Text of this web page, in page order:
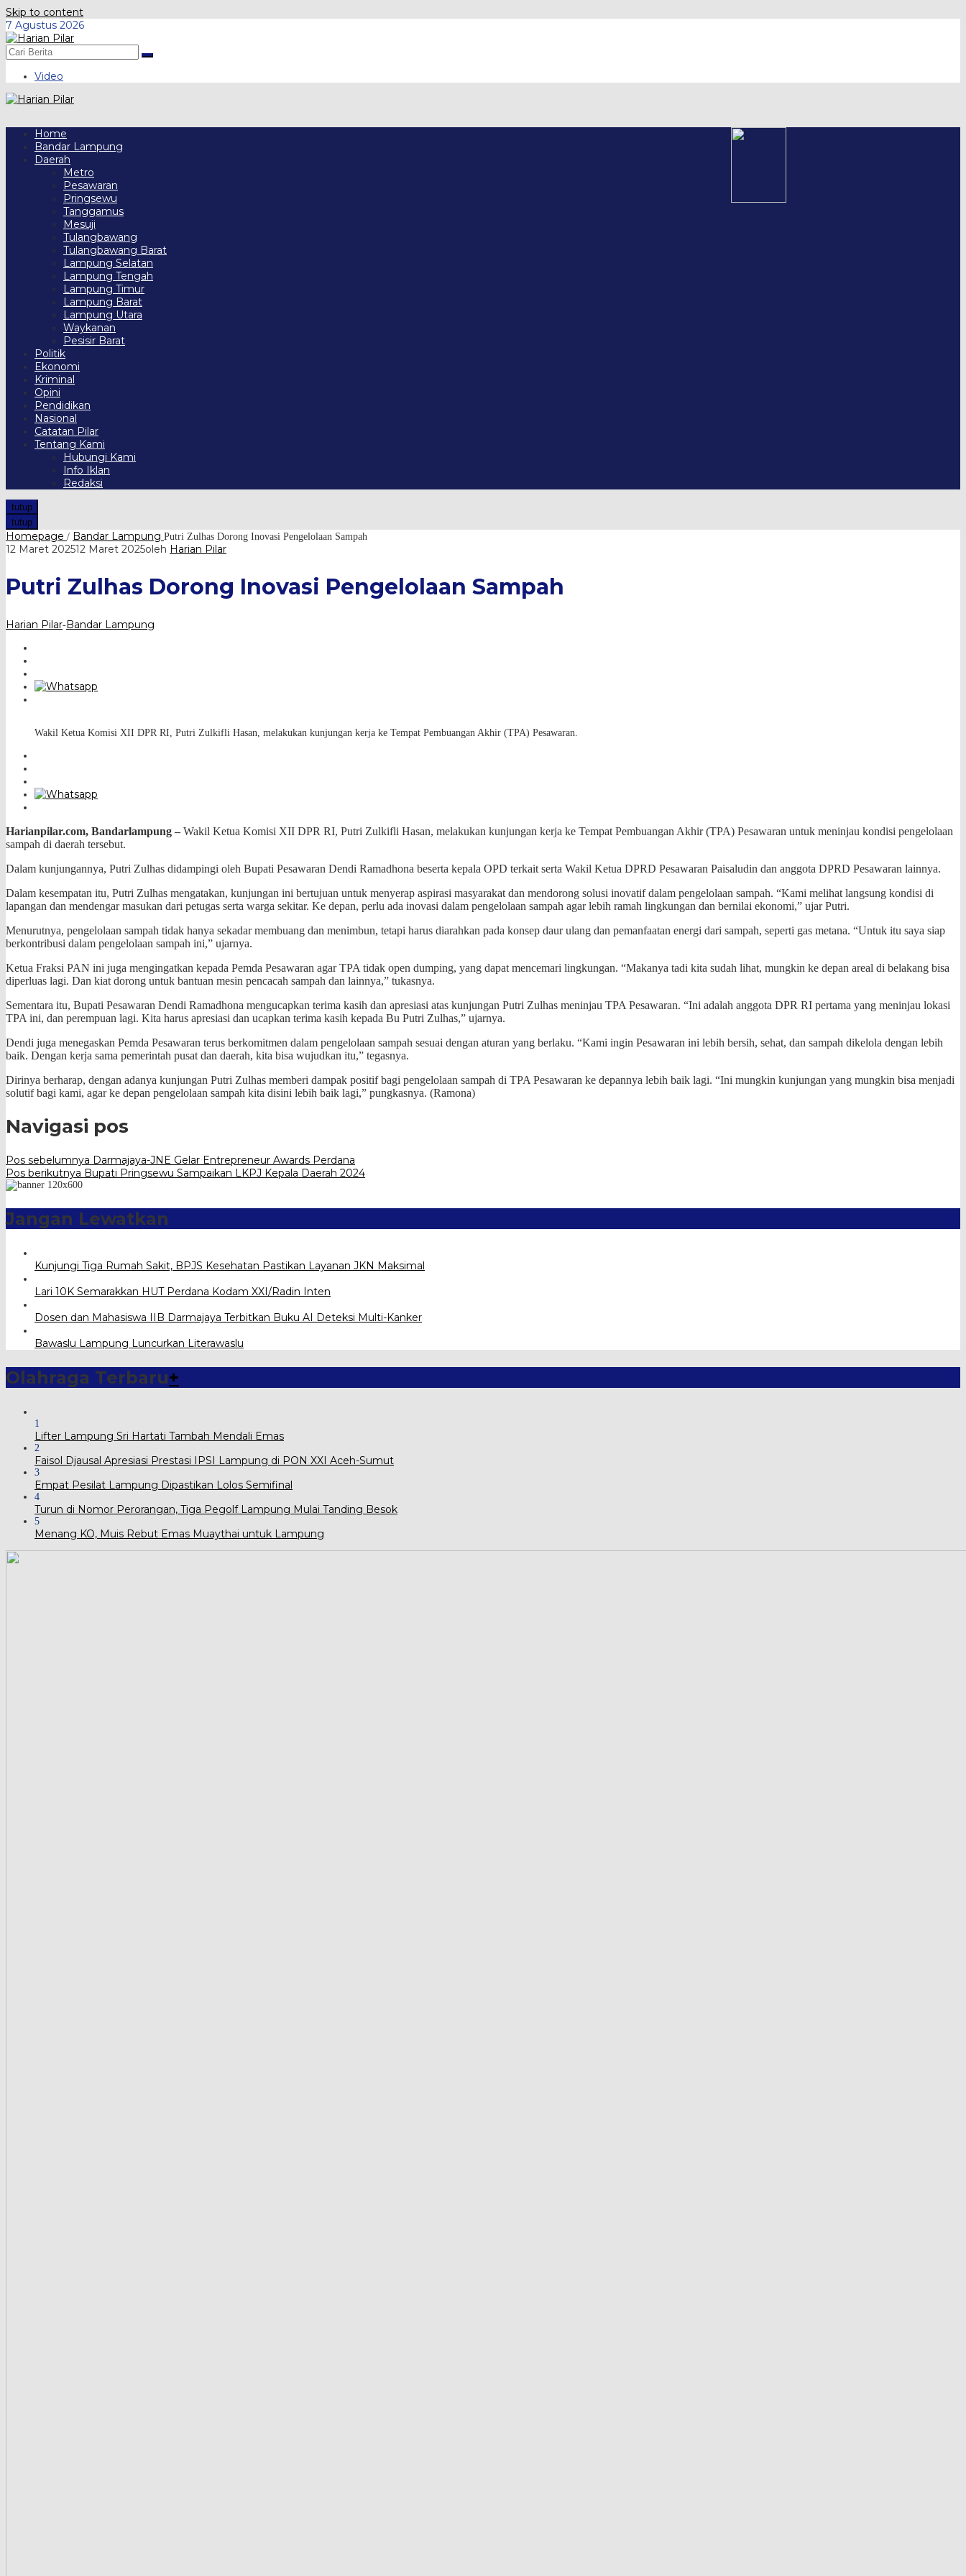
Skip to content
7 Agustus 2026
Video
Home
Bandar Lampung
Daerah
Metro
Pesawaran
Pringsewu
Tanggamus
Mesuji
Tulangbawang
Tulangbawang Barat
Lampung Selatan
Lampung Tengah
Lampung Timur
Lampung Barat
Lampung Utara
Waykanan
Pesisir Barat
Politik
Ekonomi
Kriminal
Opini
Pendidikan
Nasional
Catatan Pilar
Tentang Kami
Hubungi Kami
Info Iklan
Redaksi
tutup
tutup
Homepage / Bandar Lampung Putri Zulhas Dorong Inovasi Pengelolaan Sampah
12 Maret 202512 Maret 2025oleh Harian Pilar
Putri Zulhas Dorong Inovasi Pengelolaan Sampah
Harian Pilar-Bandar Lampung
Wakil Ketua Komisi XII DPR RI, Putri Zulkifli Hasan, melakukan kunjungan kerja ke Tempat Pembuangan Akhir (TPA) Pesawaran.
Harianpilar.com, Bandarlampung – Wakil Ketua Komisi XII DPR RI, Putri Zulkifli Hasan, melakukan kunjungan kerja ke Tempat Pembuangan Akhir (TPA) Pesawaran untuk meninjau kondisi pengelolaan
sampah di daerah tersebut.
Dalam kunjungannya, Putri Zulhas didampingi oleh Bupati Pesawaran Dendi Ramadhona beserta kepala OPD terkait serta Wakil Ketua DPRD Pesawaran Paisaludin dan anggota DPRD Pesawaran lainnya.
Dalam kesempatan itu, Putri Zulhas mengatakan, kunjungan ini bertujuan untuk menyerap aspirasi masyarakat dan mendorong solusi inovatif dalam pengelolaan sampah. “Kami melihat langsung kondisi di
lapangan dan mendengar masukan dari petugas serta warga sekitar. Ke depan, perlu ada inovasi dalam pengelolaan sampah agar lebih ramah lingkungan dan bernilai ekonomi,” ujar Putri.
Menurutnya, pengelolaan sampah tidak hanya sekadar membuang dan menimbun, tetapi harus diarahkan pada konsep daur ulang dan pemanfaatan energi dari sampah, seperti gas metana. “Untuk itu saya siap
berkontribusi dalam pengelolaan sampah ini,” ujarnya.
Ketua Fraksi PAN ini juga mengingatkan kepada Pemda Pesawaran agar TPA tidak open dumping, yang dapat mencemari lingkungan. “Makanya tadi kita sudah lihat, mungkin ke depan areal di belakang bisa
diperluas lagi. Dan kiat dorong untuk bantuan mesin pencacah sampah dan lainnya,” tukasnya.
Sementara itu, Bupati Pesawaran Dendi Ramadhona mengucapkan terima kasih dan apresiasi atas kunjungan Putri Zulhas meninjau TPA Pesawaran. “Ini adalah anggota DPR RI pertama yang meninjau lokasi
TPA ini, dan perempuan lagi. Kita harus apresiasi dan ucapkan terima kasih kepada Bu Putri Zulhas,” ujarnya.
Dendi juga menegaskan Pemda Pesawaran terus berkomitmen dalam pengelolaan sampah sesuai dengan aturan yang berlaku. “Kami ingin Pesawaran ini lebih bersih, sehat, dan sampah dikelola dengan lebih
baik. Dengan kerja sama pemerintah pusat dan daerah, kita bisa wujudkan itu,” tegasnya.
Dirinya berharap, dengan adanya kunjungan Putri Zulhas memberi dampak positif bagi pengelolaan sampah di TPA Pesawaran ke depannya lebih baik lagi. “Ini mungkin kunjungan yang mungkin bisa menjadi
solutif bagi kami, agar ke depan pengelolaan sampah kita disini lebih baik lagi,” pungkasnya. (Ramona)
Navigasi pos
Pos sebelumnya Darmajaya-JNE Gelar Entrepreneur Awards Perdana
Pos berikutnya Bupati Pringsewu Sampaikan LKPJ Kepala Daerah 2024
Jangan Lewatkan
Kunjungi Tiga Rumah Sakit, BPJS Kesehatan Pastikan Layanan JKN Maksimal
Lari 10K Semarakkan HUT Perdana Kodam XXI/Radin Inten
Dosen dan Mahasiswa IIB Darmajaya Terbitkan Buku AI Deteksi Multi-Kanker
Bawaslu Lampung Luncurkan Literawaslu
Olahraga Terbaru+
1
Lifter Lampung Sri Hartati Tambah Mendali Emas
2
Faisol Djausal Apresiasi Prestasi IPSI Lampung di PON XXI Aceh-Sumut
3
Empat Pesilat Lampung Dipastikan Lolos Semifinal
4
Turun di Nomor Perorangan, Tiga Pegolf Lampung Mulai Tanding Besok
5
Menang KO, Muis Rebut Emas Muaythai untuk Lampung